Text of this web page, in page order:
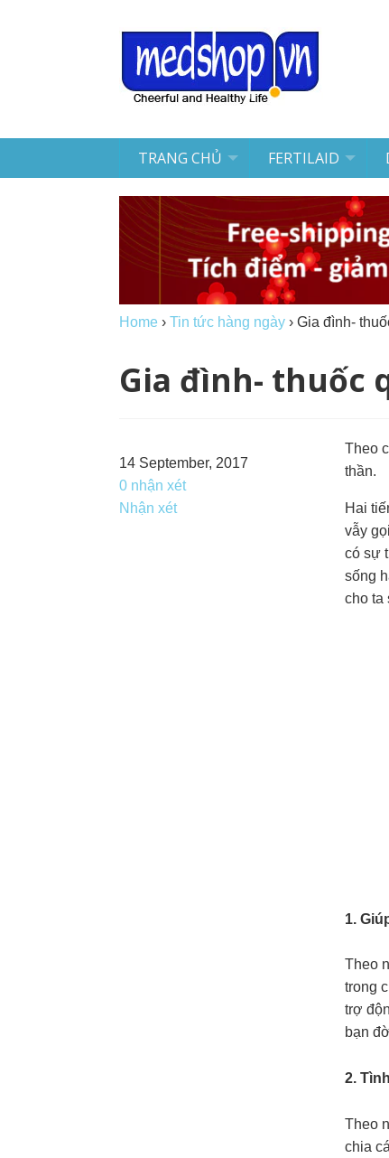
TRANG CHỦ FERTILAID
Home › Tin tức hàng ngày › Gia đình-
Gia đình- thuốc
14 September, 2017
0 nhận xét
Nhận xét
Theo
thần.
Hai
vẫy
có sự
sống
cho ta
1.
Theo
trong
trợ
bạn
2.
Theo
chia